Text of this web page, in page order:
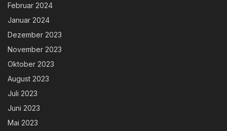
Februar 2024
Januar 2024
Dezember 2023
November 2023
Oktober 2023
August 2023
Juli 2023
Juni 2023
Mai 2023